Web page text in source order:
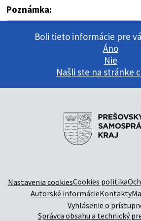
Poznámka:
Boli tieto informácie pre
Áno
Nie
Našli ste na stránke
Nastavenia cookiesCookies politika
Autorské informácieKontakty
Vyhlásenie o
Správca obsahu a technický